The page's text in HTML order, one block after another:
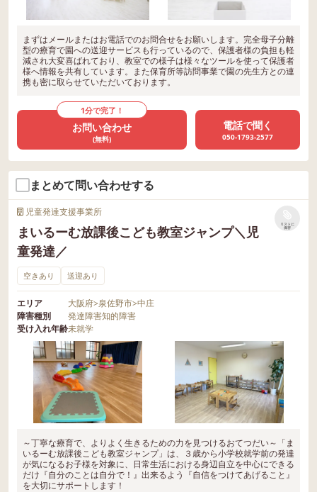
まずはメールまたはお電話でのお問合せをお願いします。完全母子分離
型の療育で園への送迎サービスも行っているので、保護者様の負担も軽
減され大変喜ばれており、教室での様子は様々なツールを使って保護者
様へ情報を共有しています。また保育所等訪問事業で園の先生方との連
携も密に取らせていただいております。
1分で完了！
お問い合わせ
(無料)
電話で聞く
050-1793-2577
まとめて問い合わせする
児童発達支援事業所
まいるーむ放課後こども教室ジャンプ＼児
童発達／
リストに
保存
空きあり 送迎あり
エリア 大阪府>泉佐野市>中庄
障害種別
発達障害知的障害
受け入れ年齢未就学
～丁寧な療育で、よりよく生きるための力を見つけるおてつだい～「ま
いるーむ放課後こども教室ジャンプ」は、３歳から小学校就学前の発達
が気になるお子様を対象に、日常生活における身辺自立を中心にできる
だけ『自分のことは自分で！』出来るよう『自信をつけてあげること』
を大切にサポートします！